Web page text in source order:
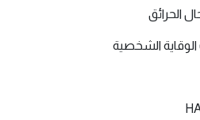
الحرائق
الشخصية